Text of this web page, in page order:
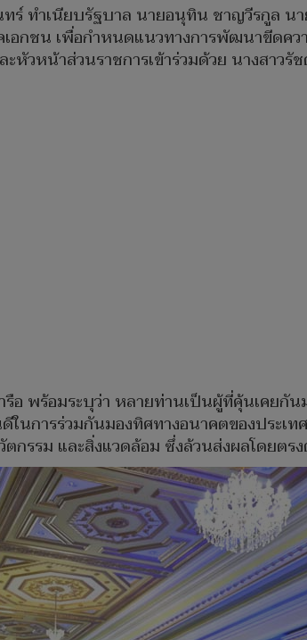
ทำเนียบรัฐบาล นายอนุทิน ชาญวีรกูล นา
อกชน เพื่อกำหนดแนวทางการพัฒนาขีดค
วหน้าส่วนราชการเข้าร่วมด้วย นางสาวรั
อ พร้อมระบุว่า หลายท่านเป็นผู้ที่คุ้นเคยกั
นการร่วมกันมองทิศทางอนาคตของประเ
วัตกรรม และสิ่งแวดล้อม ซึ่งล้วนส่งผลโดย